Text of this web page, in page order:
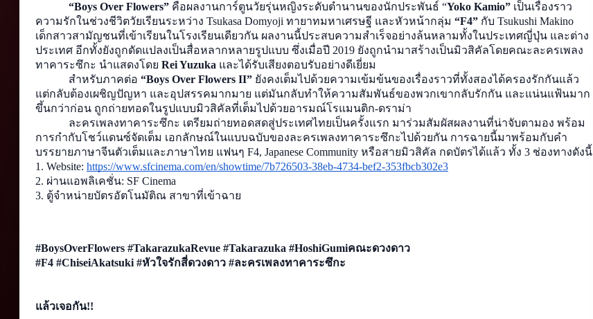
“Boys Over Flowers” คือผลงานการ์ตูนวัยรุ่นหญิงระดับตำนานของนักประพันธ์ “Yoko Kamio” เป็นเรื่องราว
ความรักในช่วงชีวิตวัยเรียนระหว่าง Tsukasa Domyoji ทายาทมหาเศรษฐี และหัวหน้ากลุ่ม “F4” กับ Tsukushi Makino
เด็กสาวสามัญชนที่เข้าเรียนในโรงเรียนเดียวกัน ผลงานนี้ประสบความสำเร็จอย่างล้นหลามทั้งในประเทศญี่ปุ่น และต่าง
ประเทศ อีกทั้งยังถูกดัดแปลงเป็นสื่อหลากหลายรูปแบบ ซึ่งเมื่อปี 2019 ยังถูกนำมาสร้างเป็นมิวสิคัลโดยคณะละครเพลง
ทาคาระซึกะ นำแสดงโดย Rei Yuzuka และได้รับเสียงตอบรับอย่างดีเยี่ยม
สำหรับภาคต่อ “Boys Over Flowers II” ยังคงเต็มไปด้วยความเข้มข้นของเรื่องราวที่ทั้งสองได้ครองรักกันแล้ว
แต่กลับต้องเผชิญปัญหา และอุปสรรคมากมาย แต่มันกลับทำให้ความสัมพันธ์ของพวกเขากลับรักกัน และแน่นแฟ้นมาก
ขึ้นกว่าก่อน ถูกถ่ายทอดในรูปแบบมิวสิคัลที่เต็มไปด้วยอารมณ์โรแมนติก-ดราม่า
ละครเพลงทาคาระซึกะ เตรียมถ่ายทอดสดสู่ประเทศไทยเป็นครั้งแรก มาร่วมสัมผัสผลงานที่น่าจับตามอง พร้อม
การกำกับโชว์แดนซ์จัดเต็ม เอกลักษณ์ในแบบฉบับของละครเพลงทาคาระซึกะไปด้วยกัน การฉายนี้มาพร้อมกับคำ
บรรยายภาษาจีนตัวเต็มและภาษาไทย แฟนๆ F4, Japanese Community หรือสายมิวสิคัล กดบัตรได้แล้ว ทั้ง 3 ช่องทางดังนี้
1. Website: https://www.sfcinema.com/en/showtime/7b726503-38eb-4734-bef2-353fbcb302e3
2. ผ่านแอพลิเคชั่น: SF Cinema
3. ตู้จำหน่ายบัตรอัตโนมัติณ สาขาที่เข้าฉาย
#BoysOverFlowers #TakarazukaRevue #Takarazuka #HoshiGumiคณะดวงดาว
#F4 #ChiseiAkatsuki #หัวใจรักสี่ดวงดาว #ละครเพลงทาคาระซึกะ
แล้วเจอกัน!!